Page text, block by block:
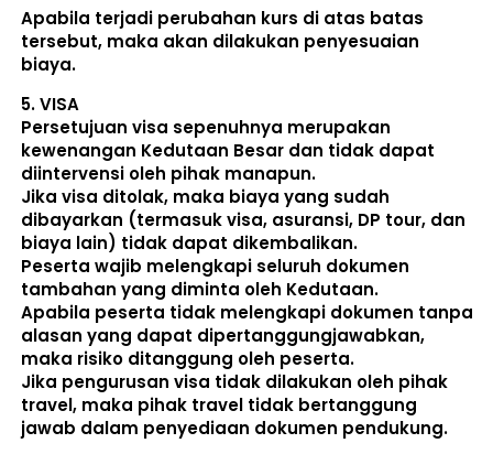
Apabila terjadi perubahan kurs di atas batas
tersebut, maka akan dilakukan penyesuaian
biaya.
5. VISA
Persetujuan visa sepenuhnya merupakan
kewenangan Kedutaan Besar dan tidak dapat
diintervensi oleh pihak manapun.
Jika visa ditolak, maka biaya yang sudah
dibayarkan (termasuk visa, asuransi, DP tour, dan
biaya lain) tidak dapat dikembalikan.
Peserta wajib melengkapi seluruh dokumen
tambahan yang diminta oleh Kedutaan.
Apabila peserta tidak melengkapi dokumen tanpa
alasan yang dapat dipertanggungjawabkan,
maka risiko ditanggung oleh peserta.
Jika pengurusan visa tidak dilakukan oleh pihak
travel, maka pihak travel tidak bertanggung
jawab dalam penyediaan dokumen pendukung.